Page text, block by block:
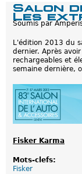
o
n
!
!
.
.
.
l
e
c
t
r
u
A
u
d
:
D
e
n
u
v
e
a
u
e
t
Salon
Les
Soumis par
L'édition 2013 du
dernier. Après
rechargeables et
semaine dernière,
Fisker Karma
Mots-clefs:
Fisker